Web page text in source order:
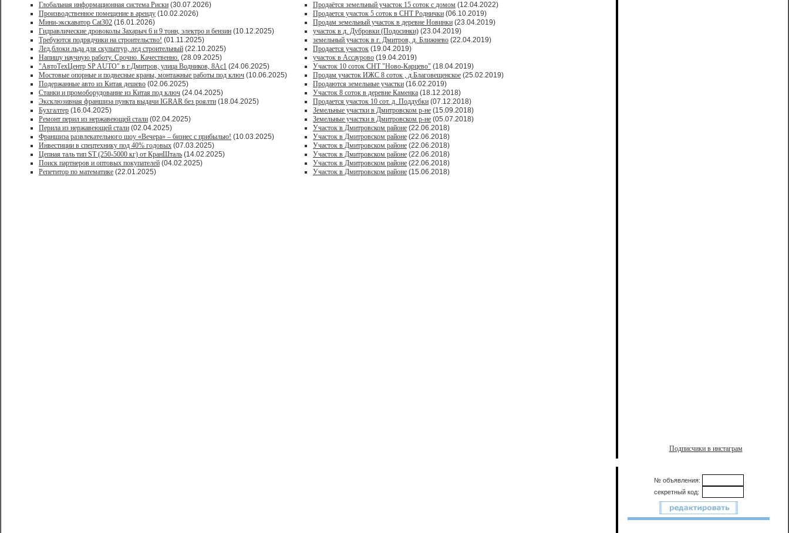
Глобальная информационная система Риски (30.07.2026)
Производственное помещение в аренду (10.02.2026)
Мини-экскаватор Cat302 (16.01.2026)
Гидравлические дровоколы Захарыч 6 и 9 тонн, электро и бензин (10.12.2025)
Требуются подрядчики на строительство! (01.11.2025)
Лед,блоки льда для скульптур, лед строительный (22.10.2025)
Напишу научную работу. Срочно. Качественно. (28.09.2025)
"АвтоТехЦентр SP AUTO" в г.Дмитров, улица Водников, 8Ас1 (24.06.2025)
Мостовые опорные и подвесные краны, монтажные работы под ключ (10.06.2025)
Подержанные авто из Китая дешево (02.06.2025)
Станки и промоборудование из Китая под ключ (24.04.2025)
Эксклюзивная франшиза пункта выдачи IGRAR без роялти (18.04.2025)
Бухгалтер (16.04.2025)
Ремонт перил из нержавеющей стали (02.04.2025)
Перила из нержавеющей стали (02.04.2025)
Франшиза развлекательного шоу «Вечера» – бизнес с прибылью! (10.03.2025)
Инвестиции в спецтехнику под 40% годовых (07.03.2025)
Цепная таль тип ST (250-5000 кг) от КранШталь (14.02.2025)
Поиск партнеров и оптовых покупателей (04.02.2025)
Репетитор по математике (22.01.2025)
Продаётся земельный участок 15 соток с домом (12.04.2022)
Продается участок 5 соток в СНТ Роднички (06.10.2019)
Продам земельный участок в деревне Новинки (23.04.2019)
участок в д. Дубровки (Подосинки) (23.04.2019)
земельный участок в г. Дмитров, д. Ближнево (22.04.2019)
Продается участок (19.04.2019)
участок в Ассаурово (19.04.2019)
Участок 10 соток СНТ "Ново-Карцево" (18.04.2019)
Продам участок ИЖС 8 соток , д.Благовещенское (25.02.2019)
Продаются земельные участки (16.02.2019)
Участок 8 соток в деревне Каменка (18.12.2018)
Продается участок 10 сот. д. Поддубки (07.12.2018)
Земельные участки в Дмитровском р-не (15.09.2018)
Земельные участки в Дмитровском р-не (05.07.2018)
Участок в Дмитровском районе (22.06.2018)
Участок в Дмитровском районе (22.06.2018)
Участок в Дмитровском районе (22.06.2018)
Участок в Дмитровском районе (22.06.2018)
Участок в Дмитровском районе (22.06.2018)
Участок в Дмитровском районе (15.06.2018)
Подписчики в инстаграм
№ объявления:
секретный код: